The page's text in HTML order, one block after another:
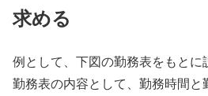
求める
例として、下図の勤務表をもとに
勤務表の内容として、勤務時間